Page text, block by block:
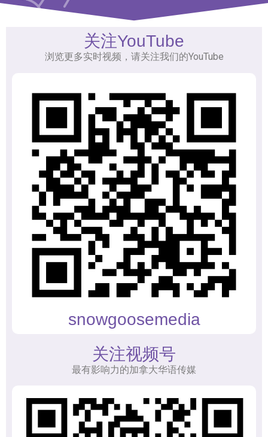
关注YouTube
浏览更多实时视频，请关注我们的YouTube
snowgoosemedia
关注视频号
最有影响力的加拿大华语传媒